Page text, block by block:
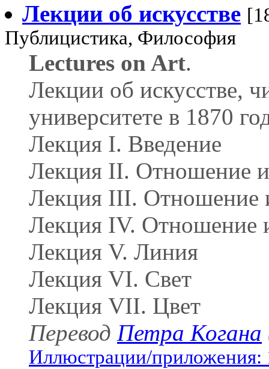
Лекции об искусстве
Публицистика, Философия
Lectures on Art.
Лекции об искусстве,
университете в 1870
Лекция I. Введение
Лекция II. Отношение
Лекция III. Отношение
Лекция IV. Отношение
Лекция V. Линия
Лекция VI. Свет
Лекция VII. Цвет
Перевод Петра Когана
Иллюстрации/приложения: